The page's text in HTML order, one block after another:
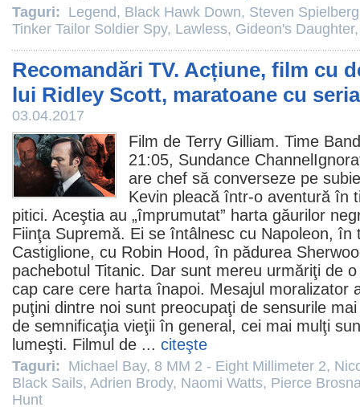
Taguri: Legend, Black Hawk Down, Steven Spielberg
Tinker Tailor Soldier Spy, Lawless, Gideon's Daughter
Recomandări TV. Acțiune, film cu
lui Ridley Scott, maratoane cu
03.04.2017
Film de Terry Gilliam. Time
21:05, Sundance
are chef să converseze pe
Kevin pleacă într-o aventură în
pitici. Aceştia au „împrumutat” harta găurilor
Fiinţa Supremă. Ei se întâlnesc cu Napoleon, în
Castiglione, cu Robin Hood, în pădurea
pachebotul Titanic. Dar sunt mereu urmăriţi de
cap care cere harta înapoi. Mesajul moralizator
puţini dintre noi sunt preocupaţi de sensurile
de semnificaţia vieţii în general, cei mai mulţi
lumeşti. Filmul de ... citeşte
Taguri: Michael Bay, 8 MM 2 - Eight Millimeter 2,
Black Sails, Adrien Brody, Naomi Watts, Pierce
Hunt